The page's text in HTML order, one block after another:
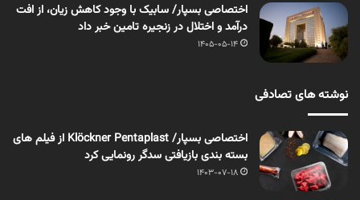
اختصاصی بسپار/ سابیک با وجود کاهش زیان، از افت
درآمد و اختلال در زنجیره تامین خبر داد
1405-05-14
نوشته های تصادفی
اختصاصی بسپار/ Klöckner Pentaplast از فیلم های
بسته بندی بازیافتی سدگر رونمایی کرد
1403-07-18